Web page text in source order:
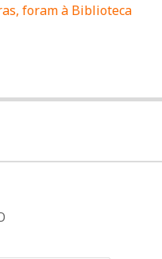
foram à Biblioteca